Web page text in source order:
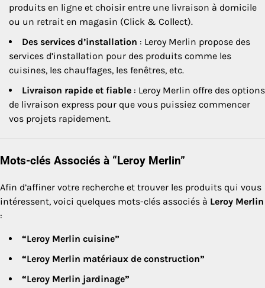
produits en ligne et choisir entre une livraison à domicile
ou un retrait en magasin (Click & Collect).
Des services d’installation : Leroy Merlin propose des
services d’installation pour des produits comme les
cuisines, les chauffages, les fenêtres, etc.
Livraison rapide et fiable : Leroy Merlin offre des options
de livraison express pour que vous puissiez commencer
vos projets rapidement.
Mots-clés Associés à “Leroy Merlin”
Afin d’affiner votre recherche et trouver les produits qui vous
intéressent, voici quelques mots-clés associés à Leroy Merlin
:
“Leroy Merlin cuisine”
“Leroy Merlin matériaux de construction”
“Leroy Merlin jardinage”